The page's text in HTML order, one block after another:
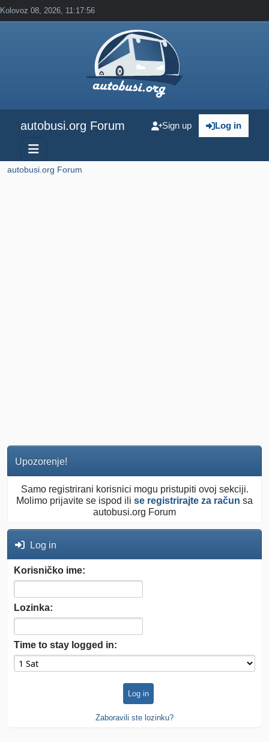
Kolovoz 08, 2026, 11:17:56
autobusi.org Forum Log in
Sign up
autobusi.org Forum
Upozorenje!
Samo registrirani korisnici mogu pristupiti ovoj sekciji.
Molimo prijavite se ispod ili se registrirajte za račun sa
autobusi.org Forum
Log in
Korisničko ime:
Lozinka:
Time to stay logged in:
Zaboravili ste lozinku?